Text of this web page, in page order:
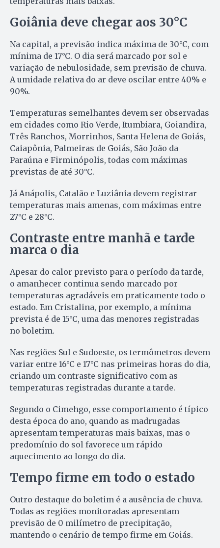
Goiânia deve chegar aos 30°C
Na capital, a previsão indica máxima de 30°C, com
mínima de 17°C. O dia será marcado por sol e
variação de nebulosidade, sem previsão de chuva.
A umidade relativa do ar deve oscilar entre 40% e
90%.
Temperaturas semelhantes devem ser observadas
em cidades como Rio Verde, Itumbiara, Goiandira,
Três Ranchos, Morrinhos, Santa Helena de Goiás,
Caiapônia, Palmeiras de Goiás, São João da
Paraúna e Firminópolis, todas com máximas
previstas de até 30°C.
Já Anápolis, Catalão e Luziânia devem registrar
temperaturas mais amenas, com máximas entre
27°C e 28°C.
Contraste entre manhã e tarde
marca o dia
Apesar do calor previsto para o período da tarde,
o amanhecer continua sendo marcado por
temperaturas agradáveis em praticamente todo o
estado. Em Cristalina, por exemplo, a mínima
prevista é de 15°C, uma das menores registradas
no boletim.
Nas regiões Sul e Sudoeste, os termômetros devem
variar entre 16°C e 17°C nas primeiras horas do dia,
criando um contraste significativo com as
temperaturas registradas durante a tarde.
Segundo o Cimehgo, esse comportamento é típico
desta época do ano, quando as madrugadas
apresentam temperaturas mais baixas, mas o
predomínio do sol favorece um rápido
aquecimento ao longo do dia.
Tempo firme em todo o estado
Outro destaque do boletim é a ausência de chuva.
Todas as regiões monitoradas apresentam
previsão de 0 milímetro de precipitação,
mantendo o cenário de tempo firme em Goiás.